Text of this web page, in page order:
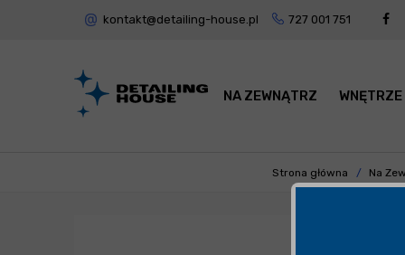
kontakt@detailing-house.pl 727 001 751
NA ZEWNĄTRZ WNĘTRZE
Strona główna Na